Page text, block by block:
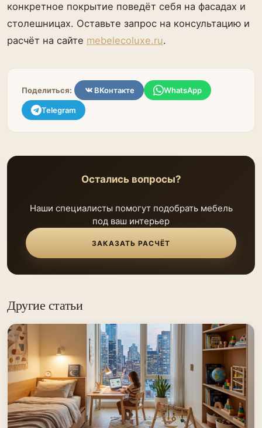
конкретное покрытие поведёт себя на фасадах и
столешницах. Оставьте запрос на консультацию и
расчёт на сайте mebelecoluxe.ru.
Поделиться: ВКонтакте WhatsApp
Telegram
Остались вопросы?
Наши специалисты помогут подобрать мебель
под ваш интерьер
ЗАКАЗАТЬ РАСЧЁТ
Другие статьи